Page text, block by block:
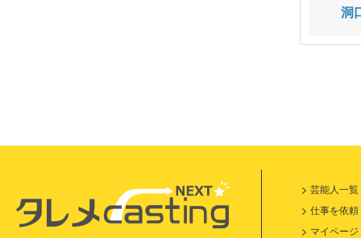
洞
芸能人一覧
仕事を依頼
マイページ